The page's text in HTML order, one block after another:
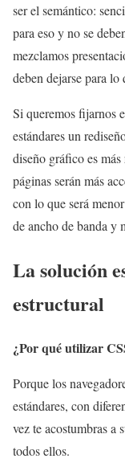
ser el semántico:
para eso y no se
mezclamos
deben dejarse para lo
Si queremos fijarnos
estándares un
diseño gráfico es
páginas serán más
con lo que será
de ancho de banda y
La solución
estructural
¿Por qué utilizar
Porque los
estándares, con
vez te acostumbras a
todos ellos.